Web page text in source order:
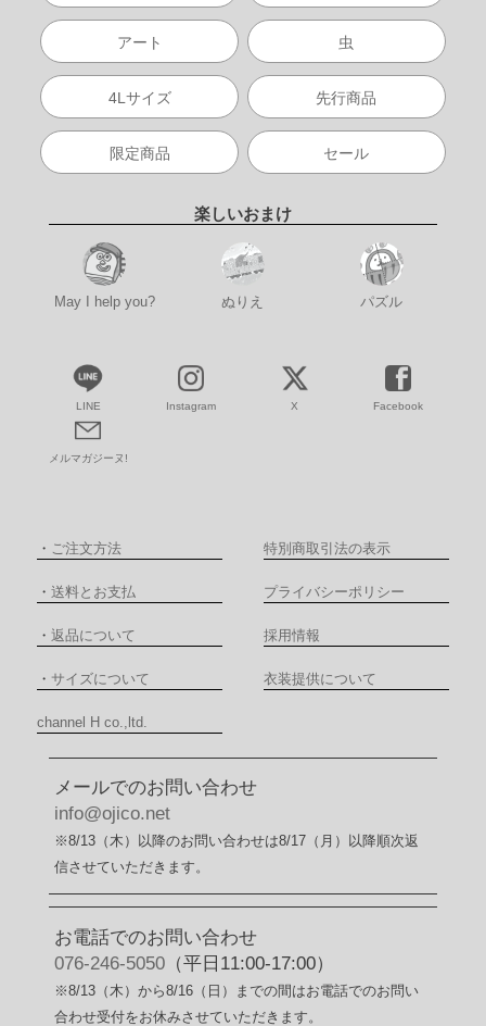
アート 虫
4Lサイズ 先行商品
限定商品 セール
楽しいおまけ
May I help you? ぬりえ パズル
LINE Instagram X Facebook
メルマガジーヌ!
・ ご注文方法 特別商取引法の表示
・ 送料とお支払 プライバシーポリシー
・ 返品について 採用情報
・ サイズについて 衣装提供について
channel H co.,ltd.
メールでのお問い合わせ
info@ojico.net
※8/13（木）以降のお問い合わせは8/17（月）以降順次返
信させていただきます。
お電話でのお問い合わせ
076-246-5050 （平日11:00-17:00）
※8/13（木）から8/16（日）までの間はお電話でのお問い
合わせ受付をお休みさせていただきます。